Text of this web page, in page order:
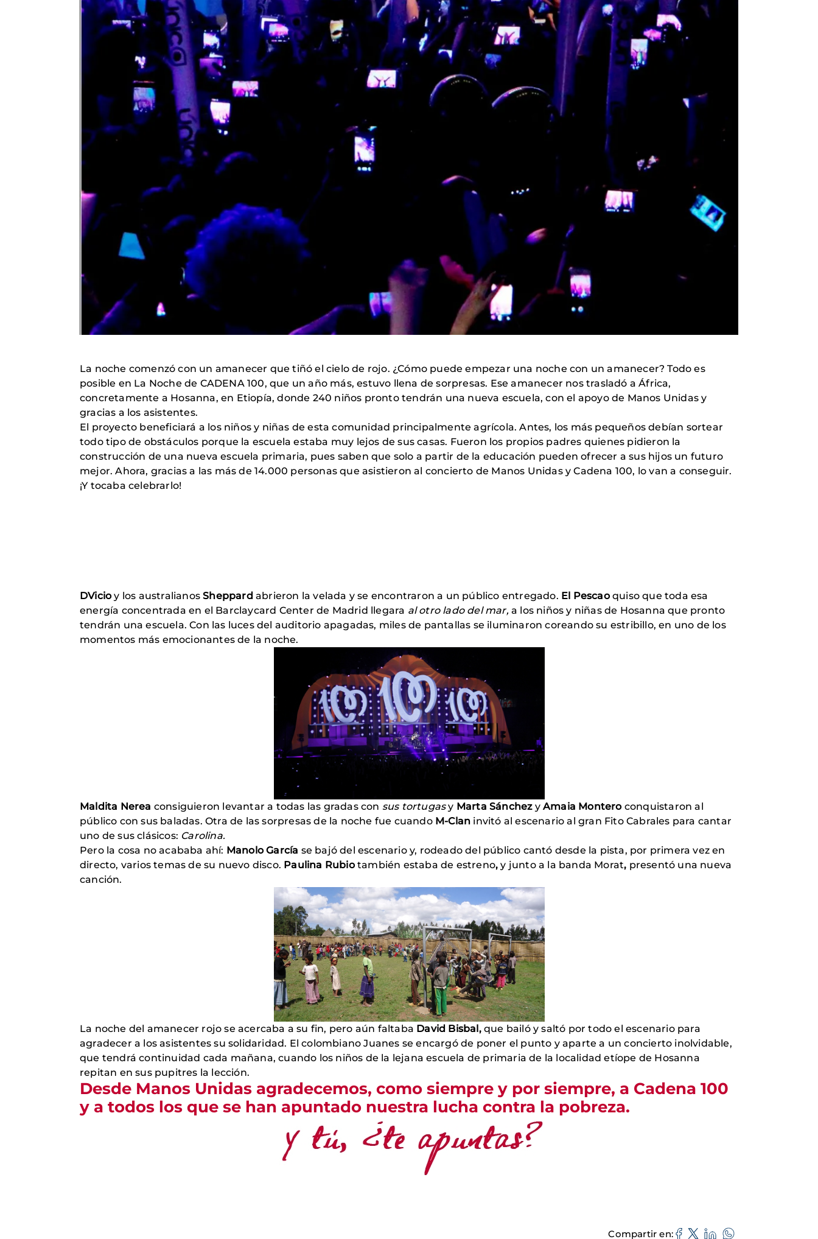
La noche comenzó con un amanecer que tiñó el cielo de rojo. ¿Cómo puede empezar una noche con un amanecer? Todo es
posible en La Noche de CADENA 100, que un año más, estuvo llena de sorpresas. Ese amanecer nos trasladó a África,
concretamente a Hosanna, en Etiopía, donde 240 niños pronto tendrán una nueva escuela, con el apoyo de Manos Unidas y
gracias a los asistentes.
El proyecto beneficiará a los niños y niñas de esta comunidad principalmente agrícola. Antes, los más pequeños debían sortear
todo tipo de obstáculos porque la escuela estaba muy lejos de sus casas. Fueron los propios padres quienes pidieron la
construcción de una nueva escuela primaria, pues saben que solo a partir de la educación pueden ofrecer a sus hijos un futuro
mejor. Ahora, gracias a las más de 14.000 personas que asistieron al concierto de Manos Unidas y Cadena 100, lo van a conseguir.
¡Y tocaba celebrarlo!
DVicioy los australianosSheppard abrieron la velada y se encontraron a un público entregado. El Pescaoquiso que toda esa
energía concentrada en el Barclaycard Center de Madrid llegara al otro lado del mar,a los niños y niñas de Hosanna que pronto
tendrán una escuela. Con las luces del auditorio apagadas, miles de pantallas se iluminaron coreando su estribillo, en uno de los
momentos más emocionantes de la noche.
Maldita Nerea consiguieron levantar a todas las gradas con sus tortugasy Marta SánchezyAmaia Monteroconquistaron al
público con sus baladas. Otra de las sorpresas de la noche fue cuando M-Clan invitó al escenario al gran Fito Cabrales para cantar
uno de sus clásicos: Carolina.
Pero la cosa no acababa ahí: Manolo García se bajó del escenario y, rodeado del público cantó desde la pista, por primera vez en
directo, varios temas de su nuevo disco. Paulina Rubiotambién estaba de estreno, y junto a la banda Morat, presentó una nueva
canción.
La noche del amanecer rojo se acercaba a su fin, pero aún faltaba David Bisbal,que bailó y saltó por todo el escenario para
agradecer a los asistentes su solidaridad. El colombiano Juanes se encargó de poner el punto y aparte a un concierto inolvidable,
que tendrá continuidad cada mañana, cuando los niños de la lejana escuela de primaria de la localidad etíope de Hosanna
repitan en sus pupitres la lección.
Desde Manos Unidas agradecemos, como siempre y por siempre, a Cadena 100
y a todos los que se han apuntado nuestra lucha contra la pobreza.
Compartir en